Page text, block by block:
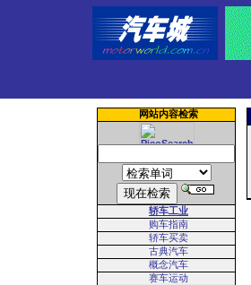
网站内容检索
轿车工业
购车指南
轿车买卖
古典汽车
概念汽车
赛车运动